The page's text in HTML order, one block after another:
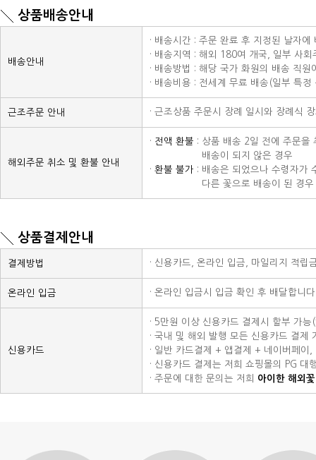
상품배송안내
배송안내
· 배송시간 : 주문 완료 후 지정된 날자에
· 배송지역 : 해외 180여 개국, 일부 사회
· 배송방법 : 해당 국가 화원의 배송 직원
· 배송비용 : 전세계 무료 배송(일부 특
근조주문 안내 · 근조상품 주문시 장례 일시와 장례식
해외주문 취소 및 환불 안내
· 전액 환불 : 상품 배송 2일 전에 주문을
배송이 되지 않은 경우
· 환불 불가 : 배송은 되었으나 수령자가
다른 꽃으로 배송이 된 경
상품결제안내
결제방법 · 신용카드, 온라인 입금, 마일리지 적
온라인 입금 · 온라인 입금시 입금 확인 후 배달합니
신용카드
· 5만원 이상 신용카드 결제시 할부 가
· 국내 및 해외 발행 모든 신용카드 결제
· 일반 카드결제 + 앱결제 + 네이버페이
· 신용카드 결제는 저희 쇼핑몰의 PG 대
· 주문에 대한 문의는 저희 아이한 해외